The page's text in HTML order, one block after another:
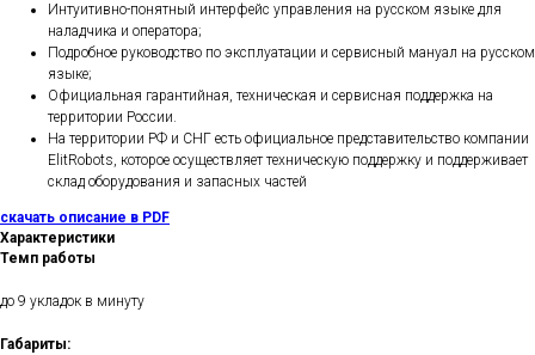
Интуитивно-понятный интерфейс управления на русском языке для
наладчика и оператора;
Подробное руководство по эксплуатации и сервисный мануал на русском
языке;
Официальная гарантийная, техническая и сервисная поддержка на
территории России.
На территории РФ и СНГ есть официальное представительство компании
ElitRobots, которое осуществляет техническую поддержку и поддерживает
склад оборудования и запасных частей
скачать описание в PDF
Характеристики
Темп работы
до 9 укладок в минуту
Габариты: